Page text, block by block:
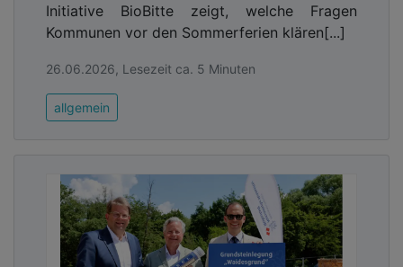
Initiative BioBitte zeigt, welche Fragen
Kommunen vor den Sommerferien klären[...]
26.06.2026, Lesezeit ca. 5 Minuten
allgemein